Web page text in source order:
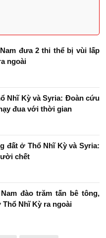
đưa 2 thi thể bị vùi lấp
ngoài
Nhĩ Kỳ và Syria: Đoàn cứu
đua với thời gian
đất ở Thổ Nhĩ Kỳ và Syria:
chết
đào trăm tấn bê tông,
Nhĩ Kỳ ra ngoài